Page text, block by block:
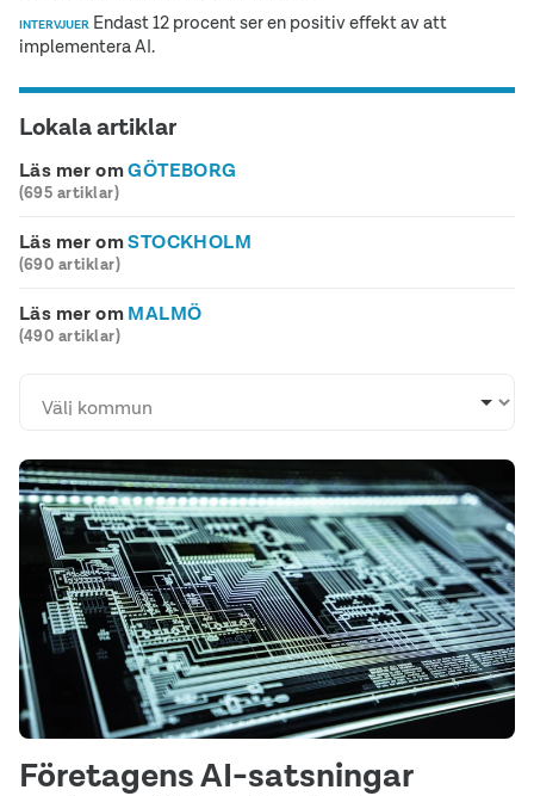
INTERVJUER Endast 12 procent ser en positiv effekt av att
implementera AI.
Lokala artiklar
Läs mer omGÖTEBORG
(695 artiklar)
Läs mer omSTOCKHOLM
(690 artiklar)
Läs mer omMALMÖ
(490 artiklar)
Företagens AI-satsningar